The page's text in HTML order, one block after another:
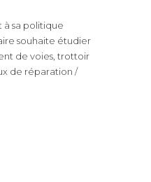
à sa politique
souhaite étudier
de voies, trottoir
de réparation /